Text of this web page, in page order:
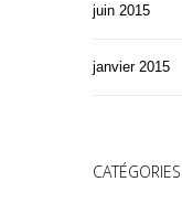
juin 2015
janvier 2015
CATÉGORIES